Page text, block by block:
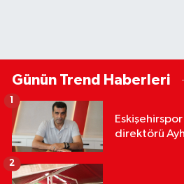
Günün Trend Haberleri
direktörü
2